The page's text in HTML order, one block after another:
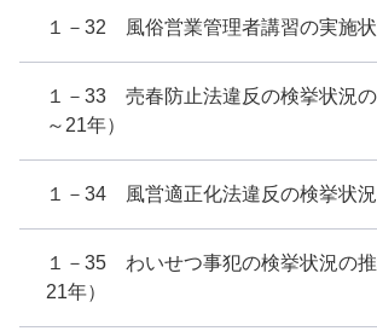
１－32 風俗営業管理者講習の実施
１－33 売春防止法違反の検挙状況
～21年）
１－34 風営適正化法違反の検挙状
１－35 わいせつ事犯の検挙状況の
21年）